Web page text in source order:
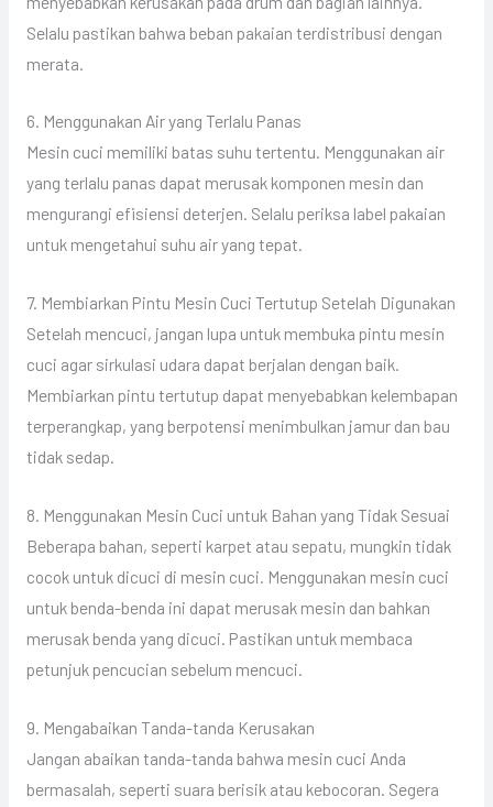
Selalu pastikan bahwa beban pakaian terdistribusi dengan
merata.
6. Menggunakan Air yang Terlalu Panas
Mesin cuci memiliki batas suhu tertentu. Menggunakan air
yang terlalu panas dapat merusak komponen mesin dan
mengurangi efisiensi deterjen. Selalu periksa label pakaian
untuk mengetahui suhu air yang tepat.
7. Membiarkan Pintu Mesin Cuci Tertutup Setelah Digunakan
Setelah mencuci, jangan lupa untuk membuka pintu mesin
cuci agar sirkulasi udara dapat berjalan dengan baik.
Membiarkan pintu tertutup dapat menyebabkan kelembapan
terperangkap, yang berpotensi menimbulkan jamur dan bau
tidak sedap.
8. Menggunakan Mesin Cuci untuk Bahan yang Tidak Sesuai
Beberapa bahan, seperti karpet atau sepatu, mungkin tidak
cocok untuk dicuci di mesin cuci. Menggunakan mesin cuci
untuk benda-benda ini dapat merusak mesin dan bahkan
merusak benda yang dicuci. Pastikan untuk membaca
petunjuk pencucian sebelum mencuci.
9. Mengabaikan Tanda-tanda Kerusakan
Jangan abaikan tanda-tanda bahwa mesin cuci Anda
bermasalah, seperti suara berisik atau kebocoran. Segera